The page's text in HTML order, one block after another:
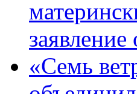
«Семь